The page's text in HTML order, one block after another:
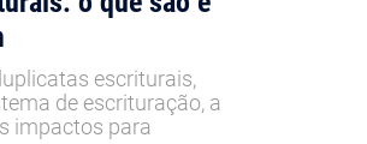
escriturais,
de escrituração, a
impactos para